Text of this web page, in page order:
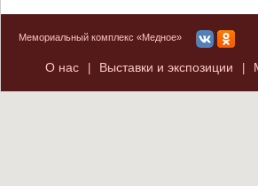
Мемориальный комплекс «Медное»
О нас Выставки и экспозиции